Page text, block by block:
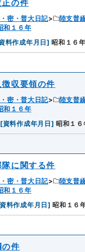
の件
密・普大日記 陸支普
和１６年
料作成年月日] 昭和１６
収要領の件
密・普大日記 陸支普
和１６年
[資料作成年月日] 昭和１
に関する件
密・普大日記 陸支普
和１６年
資料作成年月日] 昭和１６
の件